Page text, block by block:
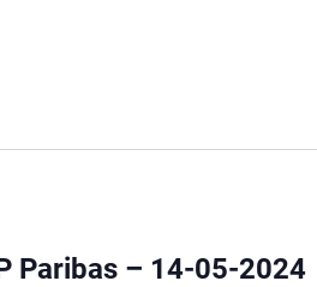
Paribas – 14-05-2024